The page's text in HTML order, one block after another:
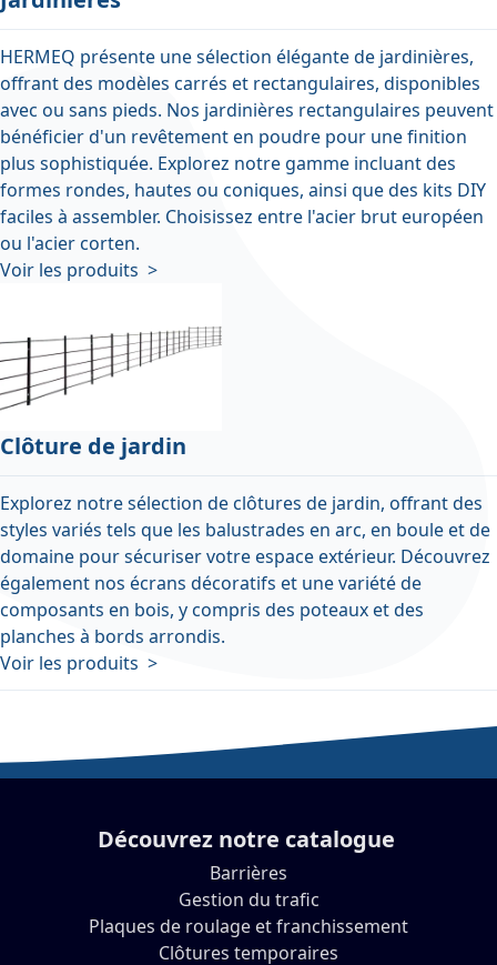
HERMEQ présente une sélection élégante de jardinières,
offrant des modèles carrés et rectangulaires, disponibles
avec ou sans pieds. Nos jardinières rectangulaires peuvent
bénéficier d'un revêtement en poudre pour une finition
plus sophistiquée. Explorez notre gamme incluant des
formes rondes, hautes ou coniques, ainsi que des kits DIY
faciles à assembler. Choisissez entre l'acier brut européen
ou l'acier corten.
Voir les produits >
Clôture de jardin
Explorez notre sélection de clôtures de jardin, offrant des
styles variés tels que les balustrades en arc, en boule et de
domaine pour sécuriser votre espace extérieur. Découvrez
également nos écrans décoratifs et une variété de
composants en bois, y compris des poteaux et des
planches à bords arrondis.
Voir les produits >
Découvrez notre catalogue
Barrières
Gestion du trafic
Plaques de roulage et franchissement
Clôtures temporaires